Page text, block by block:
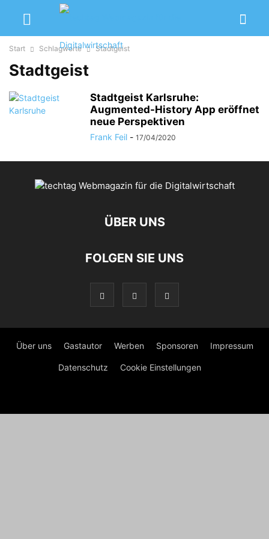
Start Schlagworte Stadtgeist
Stadtgeist
Stadtgeist Karlsruhe:
Augmented-History App eröffnet
neue Perspektiven
Frank Feil - 17/04/2020
ÜBER UNS
FOLGEN SIE UNS
Über uns Gastautor Werben Sponsoren Impressum
Datenschutz Cookie Einstellungen